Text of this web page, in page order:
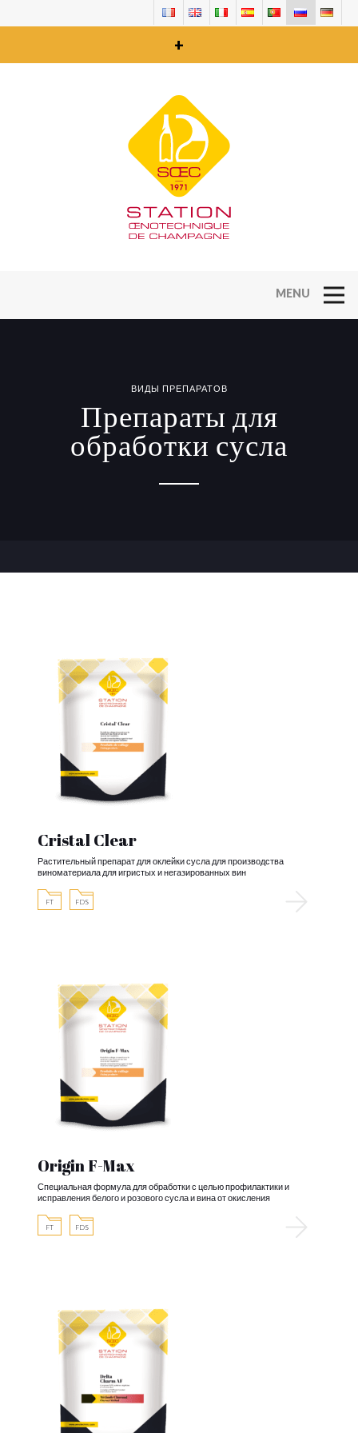
+
ВИДЫ ПРЕПАРАТОВ
Препараты для
обработки сусла
Cristal Clear
Растительный препарат для оклейки сусла для производства
виноматериала для игристых и негазированных вин
FT FDS
Origin F-Max
Специальная формула для обработки с целью профилактики и
исправления белого и розового сусла и вина от окисления
FT FDS